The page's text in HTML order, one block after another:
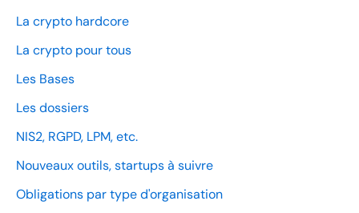
La crypto hardcore
La crypto pour tous
Les Bases
Les dossiers
NIS2, RGPD, LPM, etc.
Nouveaux outils, startups à suivre
Obligations par type d'organisation